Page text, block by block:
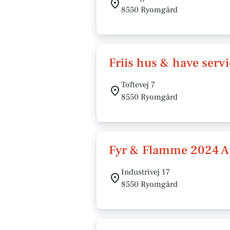
8550 Ryomgård
Friis hus & have
Toftevej 7
8550 Ryomgård
Fyr & Flamme 2024
Industrivej 17
8550 Ryomgård